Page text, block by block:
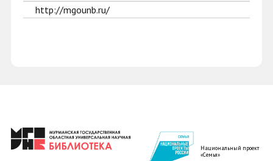
http://mgounb.ru/
Национальный проект
«Семья»